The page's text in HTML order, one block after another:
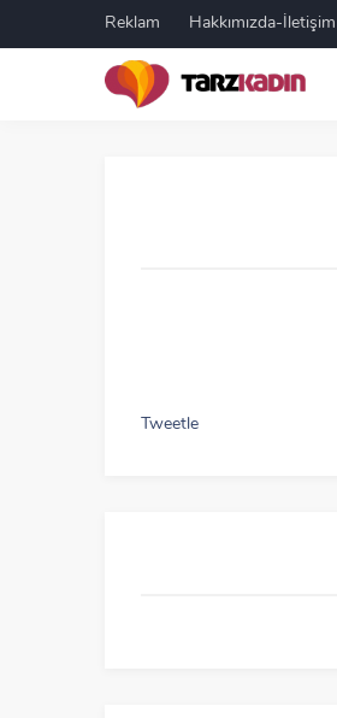
Reklam Hakkımızda-İletişim
Tweetle